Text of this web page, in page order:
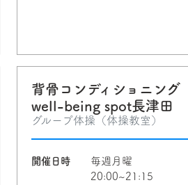
背骨コンディショニング
well-being spot長津田
グループ体操（体操教室）
開催日時
毎週月曜
20:00~21:15